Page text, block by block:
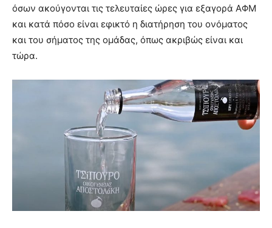
όσων ακούγονται τις τελευταίες ώρες για εξαγορά ΑΦΜ
και κατά πόσο είναι εφικτό η διατήρηση του ονόματος
και του σήματος της ομάδας, όπως ακριβώς είναι και
τώρα.